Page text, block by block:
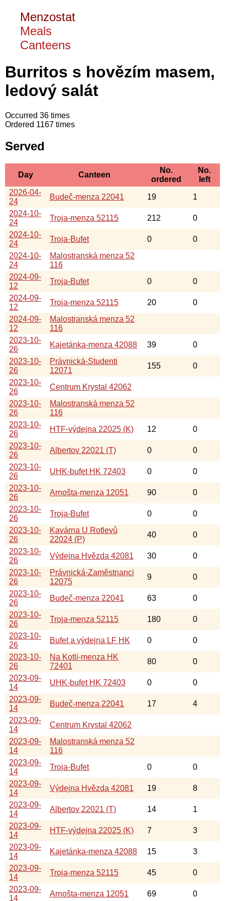
Menzostat
Meals
Canteens
Burritos s hovězím masem,
ledový salát
Occurred 36 times
Ordered 1167 times
Served
Day Canteen
No.
ordered
No.
left
2026-04-
24
Budeč-menza 22041 19
1
2024-10-
24
Troja-menza 52115 212
0
2024-10-
24
Troja-Bufet 0
0
2024-10-
24
Malostranská menza 52
116
2024-09-
12
Troja-Bufet 0
0
2024-09-
12
Troja-menza 52115 20
0
2024-09-
12
Malostranská menza 52
116
2023-10-
26
Kajetánka-menza 42088 39
0
2023-10-
26
Právnická-Studenti
12071
155
0
2023-10-
26
Centrum Krystal 42062
2023-10-
26
Malostranská menza 52
116
2023-10-
26
HTF-výdejna 22025 (K) 12
0
2023-10-
26
Albertov 22021 (T) 0
0
2023-10-
26
UHK-bufet HK 72403 0
0
2023-10-
26
Arnošta-menza 12051 90
0
2023-10-
26
Troja-Bufet 0
0
2023-10-
26
Kavárna U Rotlevů
22024 (P)
40
0
2023-10-
26
Výdejna Hvězda 42081 30
0
2023-10-
26
Právnická-Zaměstnanci
12075
9
0
2023-10-
26
Budeč-menza 22041 63
0
2023-10-
26
Troja-menza 52115 180
0
2023-10-
26
Bufet a výdejna LF HK 0
0
2023-10-
26
Na Kotli-menza HK
72401
80
0
2023-09-
14
UHK-bufet HK 72403 0
0
2023-09-
14
Budeč-menza 22041 17
4
2023-09-
14
Centrum Krystal 42062
2023-09-
14
Malostranská menza 52
116
2023-09-
14
Troja-Bufet 0
0
2023-09-
14
Výdejna Hvězda 42081 19
8
2023-09-
14
Albertov 22021 (T) 14
1
2023-09-
14
HTF-výdejna 22025 (K) 7
3
2023-09-
14
Kajetánka-menza 42088 15
3
2023-09-
14
Troja-menza 52115 45
0
2023-09-
14
Arnošta-menza 12051 69 0